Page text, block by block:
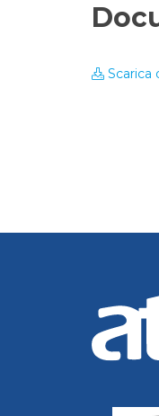
Scarica